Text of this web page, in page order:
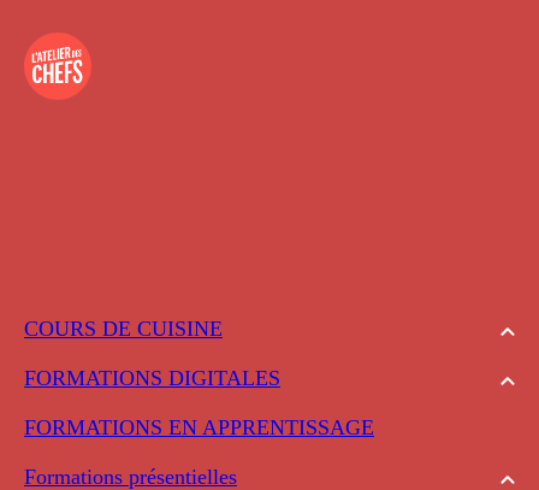
COURS DE CUISINE
FORMATIONS DIGITALES
FORMATIONS EN APPRENTISSAGE
Formations présentielles